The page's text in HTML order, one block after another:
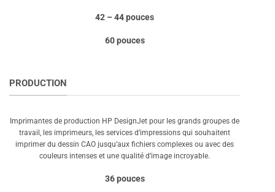
42 – 44 pouces
60 pouces
PRODUCTION
Imprimantes de production HP DesignJet pour les grands groupes de
travail, les imprimeurs, les services d’impressions qui souhaitent
imprimer du dessin CAO jusqu’aux fichiers complexes ou avec des
couleurs intenses et une qualité d’image incroyable.
36 pouces